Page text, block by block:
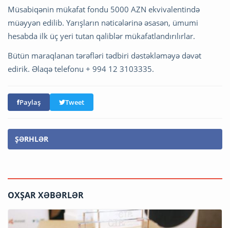
Müsabiqənin mükafat fondu 5000 AZN ekvivalentində
müəyyən edilib. Yarışların nəticələrinə əsasən, ümumi
hesabda ilk üç yeri tutan qaliblər mükafatlandırılırlar.
Bütün maraqlanan tərəfləri tədbiri dəstəkləməyə dəvət
edirik. Əlaqə telefonu + 994 12 3103335.
Paylaş Tweet
ŞƏRHLƏR
OXŞAR XƏBƏRLƏR